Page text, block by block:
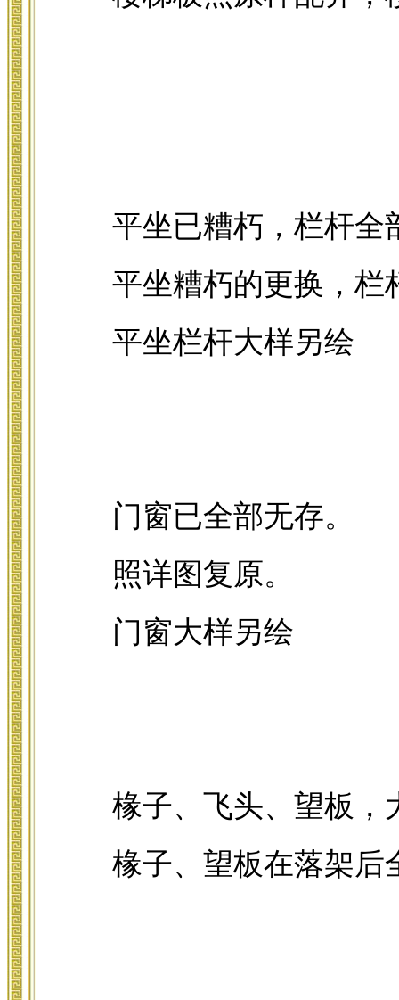
平坐已糟朽，栏杆全
平坐糟朽的更换，栏
平坐栏杆大样另绘
门窗已全部无存。
照详图复原。
门窗大样另绘
椽子、飞头、望板，
椽子、望板在落架后